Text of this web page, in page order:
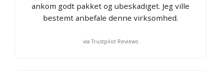
ankom godt pakket og ubeskadiget. Jeg ville
bestemt anbefale denne virksomhed.
via Trustpilot Reviews